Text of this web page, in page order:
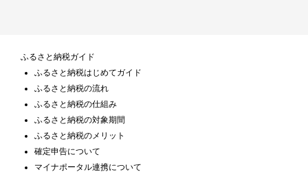
ふるさと納税ガイド
ふるさと納税はじめてガイド
ふるさと納税の流れ
ふるさと納税の仕組み
ふるさと納税の対象期間
ふるさと納税のメリット
確定申告について
マイナポータル連携について